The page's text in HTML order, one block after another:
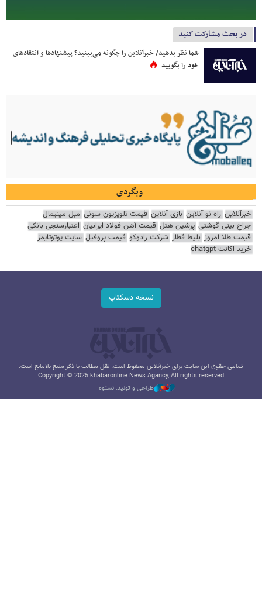
در بحث مشارکت کنید
شما نظر بدهید/ خبرآنلاین را چگونه می‌بینید؟ پیشنهادها و انتقادهای
خود را بگویید
وبگردی
خبرآنلاین راه نو آنلاین بازی آنلاین قیمت تلویزیون سونی مبل مینیمال
جراح بینی گوشتی پرشین هتل قیمت آهن فولاد ایرانیان اعتبارسنجی بانکی
قیمت طلا امروز بلیط قطار شرکت رادوکو قیمت پروفیل سایت یوتوتایمز
خرید اکانت chatgpt
نسخه دسکتاپ
تمامی حقوق این سایت برای خبرآنلاین محفوظ است. نقل مطالب با ذکر منبع بلامانع است.
Copyright © 2025 khabaronline News Agancy, All rights reserved
طراحی و تولید: نستوه